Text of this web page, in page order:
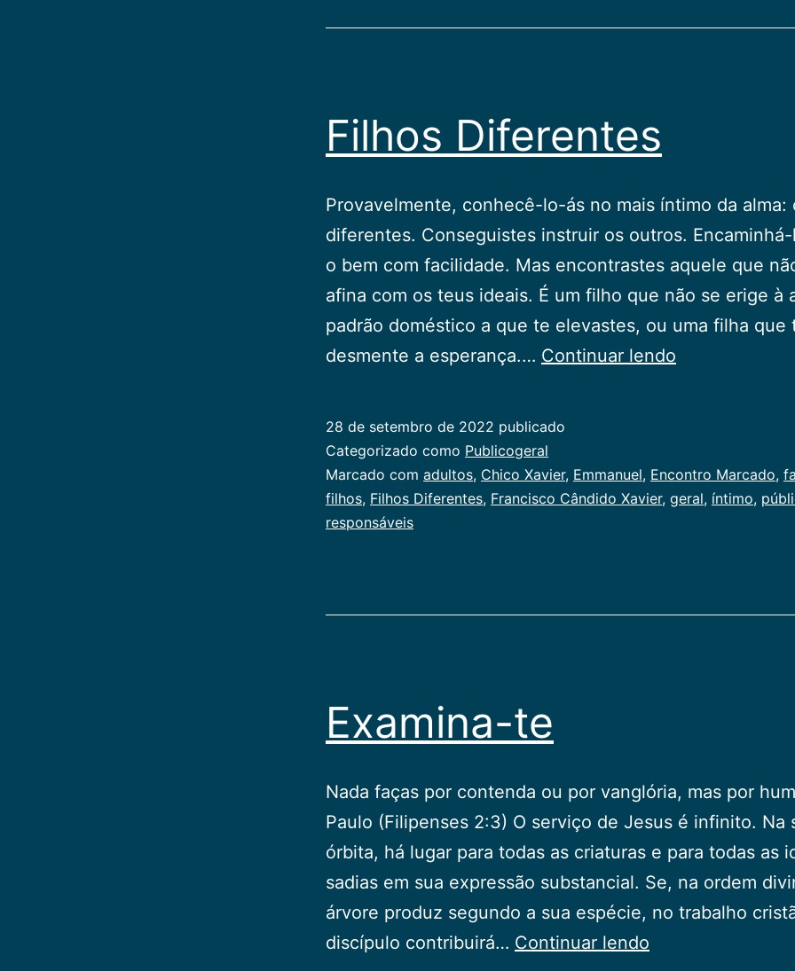
Filhos Diferentes
Provavelmente, conhecê-lo-ás no mais íntimo da alma:
diferentes. Conseguistes instruir os outros.
o bem com facilidade. Mas encontrastes aquele que
afina com os teus ideais. É um filho que não se erige à
padrão doméstico a que te elevastes, ou uma filha que
desmente a esperança.… Continuar lendo
28 de setembro de 2022 publicado
Categorizado como Publicogeral
Marcado com adultos, Chico Xavier, Emmanuel, Encontro Marcado,
filhos, Filhos Diferentes, Francisco Cândido Xavier, geral, íntimo,
responsáveis
Examina-te
Nada faças por contenda ou por vanglória, mas por
Paulo (Filipenses 2:3) O serviço de Jesus é infinito. Na
órbita, há lugar para todas as criaturas e para todas as
sadias em sua expressão substancial. Se, na ordem
árvore produz segundo a sua espécie, no trabalho
discípulo contribuirá… Continuar lendo